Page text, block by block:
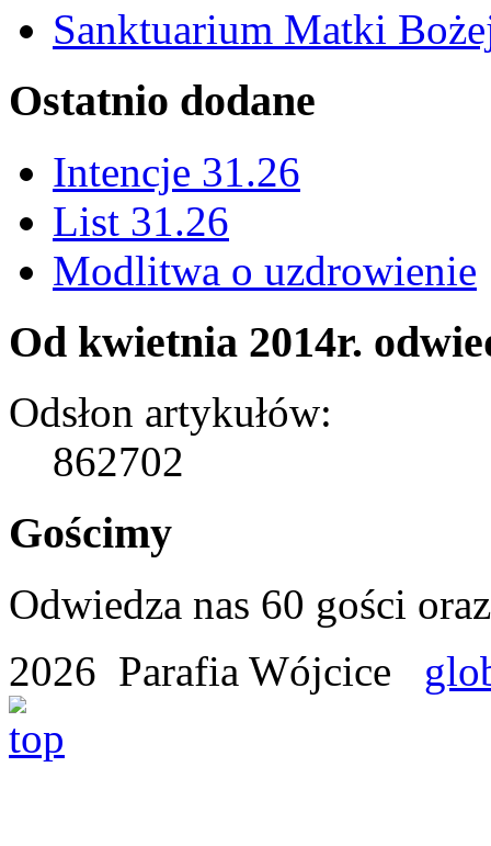
Sanktuarium Matki
Ostatnio dodane
Intencje 31.26
List 31.26
Modlitwa o uzdrowienie
Od kwietnia 2014r.
Odsłon artykułów:
862702
Gościmy
Odwiedza nas 60 gości
2026 Parafia Wójcice